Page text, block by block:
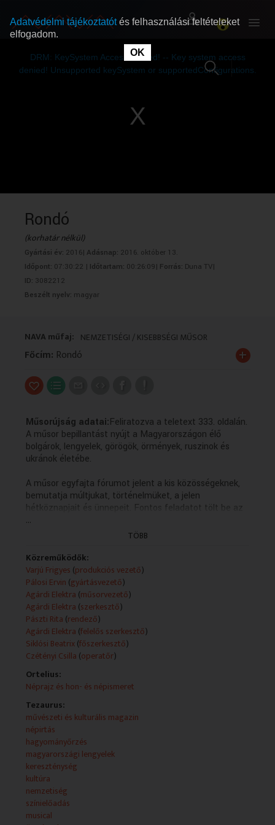
RÓLUNK
RÓLUNK
DRM: KeySystem Access Denied! -- Key system access
denied! Unsupported keySystem or supportedConfigurations.
Rondó
(korhatár nélkül)
Gyártási év: 2016| Adásnap: 2016. október 13.
Időpont: 07:30:22 | Időtartam: 00:26:09| Forrás: Duna TV|
ID: 3082212
Beszélt nyelv: magyar
NAVA műfaj: NEMZETISÉGI / KISEBBSÉGI MŰSOR
Főcím: Rondó +
Műsorújság adatai:Feliratozva a teletext 333. oldalán.
A műsor bepillantást nyújt a Magyarországon élő
bolgárok, lengyelek, görögök, örmények, ruszinok és
ukránok életébe.
A műsor egyfajta fórumot jelent a kis közösségeknek,
bemutatja múltjukat, történelmüket, a jelen
hétköznapjait és ünnepeit. Fontos feladatot tölt be az
anyanyelvi kultúra ápolásában, hiszen a forgatott
anyagok többsége az adott kisebbség nyelvén készül
...
TÖBB
Közreműködők:
Varjú Frigyes (produkciós vezető)
Pálosi Ervin (gyártásvezető)
Agárdi Elektra (műsorvezető)
Agárdi Elektra (szerkesztő)
Pászti Rita (rendező)
Agárdi Elektra (felelős szerkesztő)
Siklósi Beatrix(főszerkesztő)
Czétényi Csilla (operatőr)
Ortelius:
Néprajz és hon- és népismeret
Tezaurus:
művészeti és kulturális magazin
népirtás
hagyományőrzés
magyarországi lengyelek
kereszténység
kultúra
nemzetiség
színielőadás
musical
Adatvédelmi tájékoztatótés felhasználási feltételeket
elfogadom.
OK